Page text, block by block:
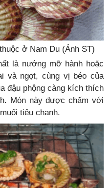
ở Nam Du (Ảnh ST)
là nướng mỡ hành hoặc
và ngọt, cùng vị béo của
đậu phộng càng kích thích
Món này được chấm với
tiêu chanh.